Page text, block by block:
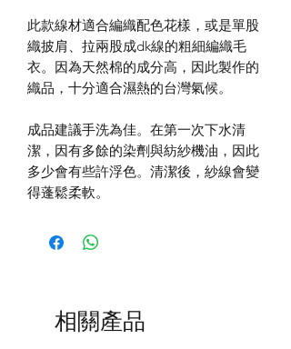
此款線材適合編織配色花樣，或是單股
織披肩、拉兩股成dk線的粗細編織毛
衣。因為天然棉的成分高，因此製作的
織品，十分適合濕熱的台灣氣候。
成品建議手洗為佳。在第一次下水清
潔，因有多餘的染劑與紡紗機油，因此
多少會有些許浮色。清潔後，紗線會變
得蓬鬆柔軟。
相關產品